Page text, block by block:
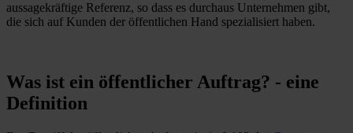
aussagekräftige Referenz, so dass es durchaus Unternehmen gibt,
die sich auf Kunden der öffentlichen Hand spezialisiert haben.
Was ist ein öffentlicher Auftrag? - eine
Definition